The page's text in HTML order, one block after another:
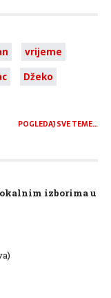
vrijeme
Džeko
POGLEDAJ SVE TEME…
izborima u